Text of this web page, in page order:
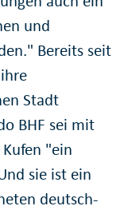
und
Bereits seit
Stadt
BHF sei mit
"ein
sie ist ein
deutsch-